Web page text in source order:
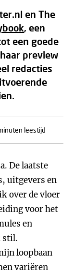
en The
, een
een goede
preview
redacties
leestijd
De laatste
uitgevers en
over de vloer
voor het
en
stil.
loopbaan
variëren